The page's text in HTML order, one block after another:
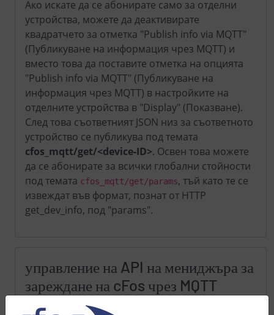
Ако искате да се абонирате само за отделни
устройства, можете да деактивирате
квадратчето за отметка "Publish info via MQTT"
(Публикуване на информация чрез MQTT) и
вместо това да поставите отметка на опцията
"Publish info via MQTT" (Публикуване на
информация чрез MQTT) в настройките на
отделните устройства в "Display" (Показване).
След това съответният JSON низ за съответното
устройство се публикува под темата
cfos_mqtt/get/<device-ID>. Освен това можете
да се абонирате за всички глобални стойности
под темата cfos_mqtt/get/params, тъй като те се
извеждат във формат, познат от HTTP
get_dev_info, под "params".
управление на API на мениджъра за
зареждане на cFos чрез MQTT
В конфигурацията на мениджъра за таксуване